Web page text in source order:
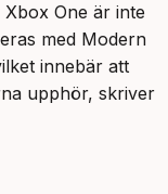
One är inte
med Modern
innebär att
upphör, skriver